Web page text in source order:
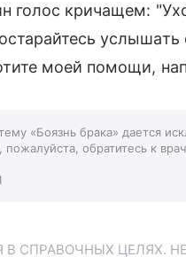
голос кричащем:
моей помощи,
«Боязнь брака» дается
пожалуйста, обратитесь к
СПРАВОЧНЫХ ЦЕЛЯХ.